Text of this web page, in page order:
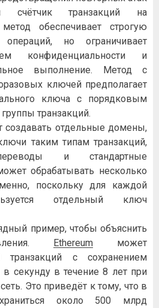
счётчик транзакций на
обеспечивает строгую
операций, но ограничивает
конфиденциальности и
выполнение. Метод с
ключей предполагает
ключа с порядковым
транзакций.
создавать отдельные домены,
таким типам транзакций,
и стандартные
обрабатывать несколько
поскольку для каждой
отдельный ключ
пример, чтобы объяснить
Ethereum может
транзакций с сохранением
в секунду в течение 8 лет при
Это приведёт к тому, что в
около 500 млрд